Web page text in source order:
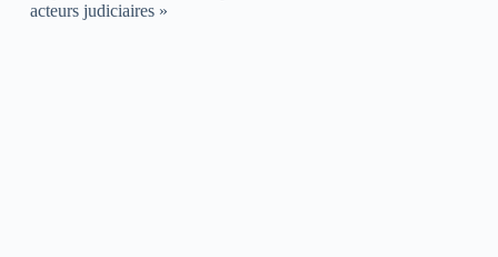
acteurs judiciaires »